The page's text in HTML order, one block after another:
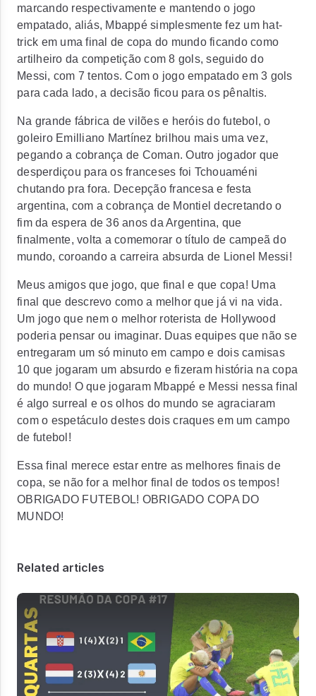
marcando respectivamente e mantendo o jogo
empatado, aliás, Mbappé simplesmente fez um hat-
trick em uma final de copa do mundo ficando como
artilheiro da competição com 8 gols, seguido do
Messi, com 7 tentos. Com o jogo empatado em 3 gols
para cada lado, a decisão ficou para os pênaltis.
Na grande fábrica de vilões e heróis do futebol, o
goleiro Emilliano Martínez brilhou mais uma vez,
pegando a cobrança de Coman. Outro jogador que
desperdiçou para os franceses foi Tchouaméni
chutando pra fora. Decepção francesa e festa
argentina, com a cobrança de Montiel decretando o
fim da espera de 36 anos da Argentina, que
finalmente, volta a comemorar o título de campeã do
mundo, coroando a carreira absurda de Lionel Messi!
Meus amigos que jogo, que final e que copa! Uma
final que descrevo como a melhor que já vi na vida.
Um jogo que nem o melhor roterista de Hollywood
poderia pensar ou imaginar. Duas equipes que não se
entregaram um só minuto em campo e dois camisas
10 que jogaram um absurdo e fizeram história na copa
do mundo! O que jogaram Mbappé e Messi nessa final
é algo surreal e os olhos do mundo se agraciaram
com o espetáculo destes dois craques em um campo
de futebol!
Essa final merece estar entre as melhores finais de
copa, se não for a melhor final de todos os tempos!
OBRIGADO FUTEBOL! OBRIGADO COPA DO
MUNDO!
Related articles